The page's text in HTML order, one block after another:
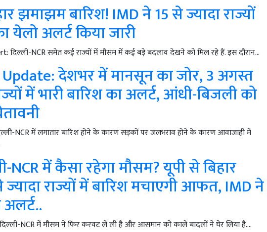
झमाझम बारिश! IMD ने 15 से ज्यादा राज्यों
येलो अलर्ट किया जारी
दिल्ली-NCR समेत कई राज्यों में मौसम में कई बड़े बदलाव देखने को मिल रहे हैं. इस दौरान…
देशभर में मानसून का जोर, 3 अगस्त
में भारी बारिश का अलर्ट, आंधी-बिजली को
NCR में लगातार बारिश होने के कारण सड़कों पर जलभराव होने के कारण आवाजाही में
में कैसा रहेगा मौसम? यूपी से बिहार
राज्यों में बारिश मचाएगी आफत, IMD ने
अलर्ट..
NCR में मौसम ने फिर करवट लें ली है और आसमान को काले बादलों ने घेर लिया है.…